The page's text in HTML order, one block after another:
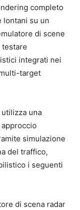
completo
lontani su un
di scene
testare
integrati nei
target
utilizza una
simulazione
del traffico,
i seguenti
di scena radar